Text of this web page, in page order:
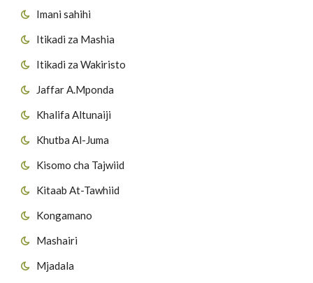
Imani sahihi
Itikadi za Mashia
Itikadi za Wakiristo
Jaffar A.Mponda
Khalifa Altunaiji
Khutba Al-Juma
Kisomo cha Tajwiid
Kitaab At-Tawhiid
Kongamano
Mashairi
Mjadala